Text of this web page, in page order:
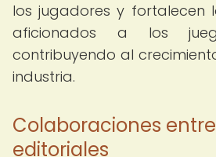
los jugadores y fortalecen
aficionados a los
contribuyendo al
industria.
Colaboraciones
editoriales